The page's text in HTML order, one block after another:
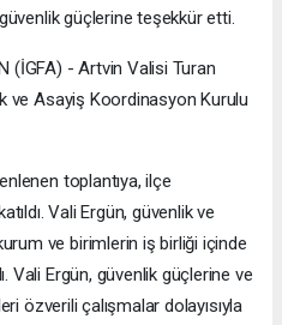
güçlerine teşekkür etti.
(İGFA) - Artvin Valisi Turan
ve Asayiş Koordinasyon Kurulu
toplantıya, ilçe
Vali Ergün, güvenlik ve
ve birimlerin iş birliği içinde
Vali Ergün, güvenlik güçlerine ve
özverili çalışmalar dolayısıyla